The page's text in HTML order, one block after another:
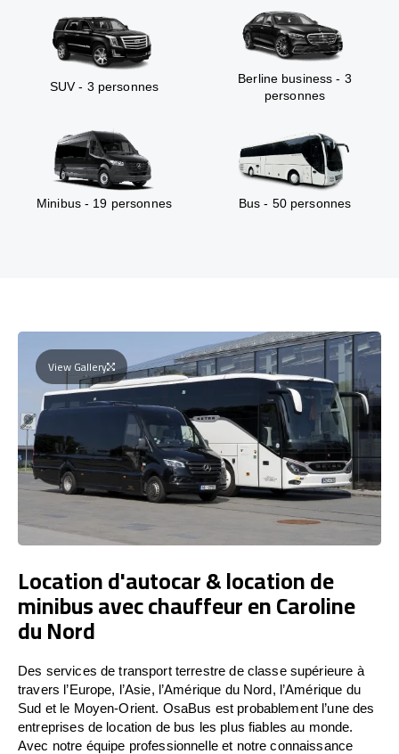
SUV - 3 personnes
Berline business - 3
personnes
Minibus - 19 personnes Bus - 50 personnes
View Gallery
Location d'autocar & location de
minibus avec chauffeur en Caroline
du Nord
Des services de transport terrestre de classe supérieure à
travers l’Europe, l’Asie, l’Amérique du Nord, l’Amérique du
Sud et le Moyen-Orient. OsaBus est probablement l’une des
entreprises de location de bus les plus fiables au monde.
Avec notre équipe professionnelle et notre connaissance